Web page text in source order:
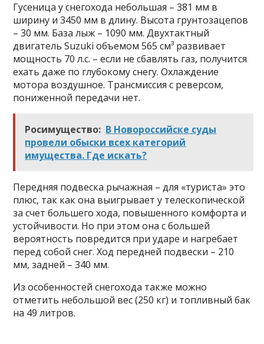
Гусеница у снегохода небольшая – 381 мм в
ширину и 3450 мм в длину. Высота грунтозацепов
– 30 мм. База лыж – 1090 мм. Двухтактный
двигатель Suzuki объемом 565 см³ развивает
мощность 70 л.с. – если не сбавлять газ, получится
ехать даже по глубокому снегу. Охлаждение
мотора воздушное. Трансмиссия с реверсом,
пониженной передачи нет.
Росимущество: В Новороссийске суды
провели обыски всех категорий
имущества. Где искать?
Передняя подвеска рычажная – для «туриста» это
плюс, так как она выигрывает у телескопической
за счет большего хода, повышенного комфорта и
устойчивости. Но при этом она с большей
вероятность повредится при ударе и нагребает
перед собой снег. Ход передней подвески – 210
мм, задней – 340 мм.
Из особенностей снегохода также можно
отметить небольшой вес (250 кг) и топливный бак
на 49 литров.